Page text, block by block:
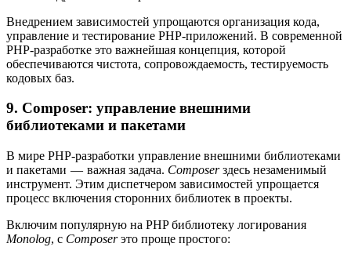
Внедрением зависимостей упрощаются организация кода,
управление и тестирование PHP-приложений. В современной
PHP-разработке это важнейшая концепция, которой
обеспечиваются чистота, сопровождаемость, тестируемость
кодовых баз.
9. Composer: управление внешними
библиотеками и пакетами
В мире PHP-разработки управление внешними библиотеками
и пакетами — важная задача. Composerздесь незаменимый
инструмент. Этим диспетчером зависимостей упрощается
процесс включения сторонних библиотек в проекты.
Включим популярную на PHP библиотеку логирования
Monolog, с Composerэто проще простого: